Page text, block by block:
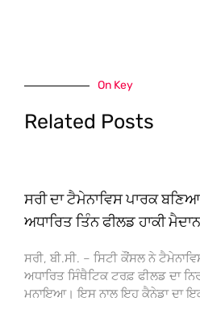
On Key
Related Posts
ਸਰੀ ਦਾ ਟੈਮੇਨਾਵਿਸ ਪਾਰਕ
ਅਧਾਰਿਤ ਤਿੰਨ ਫੀਲਡ ਹਾਕੀ
ਸਰੀ, ਬੀ.ਸੀ. – ਸਿਟੀ ਕੌਂਸਲ ਨੇ
ਅਧਾਰਿਤ ਸਿੰਥੈਟਿਕ ਟਰਫ਼ ਫੀਲਡ ਦਾ
ਮਨਾਇਆ। ਇਸ ਨਾਲ ਇਹ ਕੈਨੇਡਾ ਦਾ